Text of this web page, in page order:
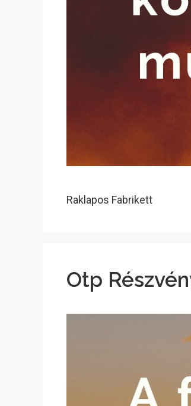
Raklapos Fabrikett
Otp